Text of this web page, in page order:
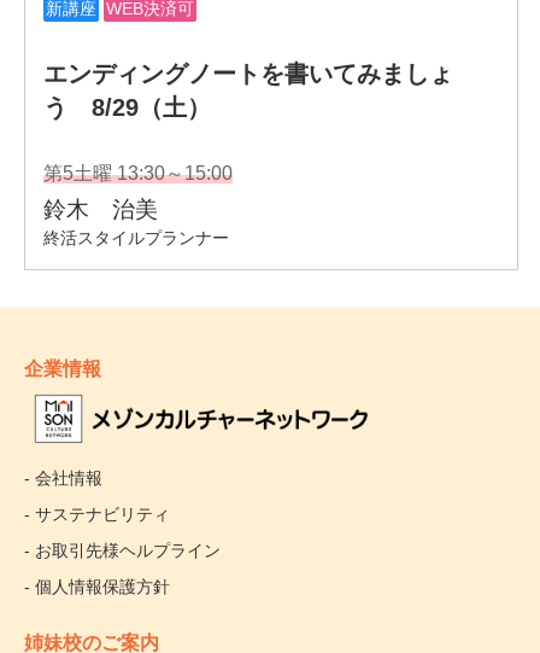
企業情報
- 会社情報
- サステナビリティ
- お取引先様ヘルプライン
- 個人情報保護方針
姉妹校のご案内